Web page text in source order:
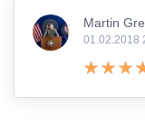
Martin
01.02.2018